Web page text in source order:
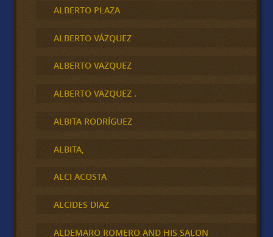
ALBERTO PLAZA
ALBERTO VÁZQUEZ
ALBERTO VAZQUEZ
ALBERTO VAZQUEZ .
ALBITA RODRÍGUEZ
ALBITA,
ALCI ACOSTA
ALCIDES DIAZ
ALDEMARO ROMERO AND HIS SALON